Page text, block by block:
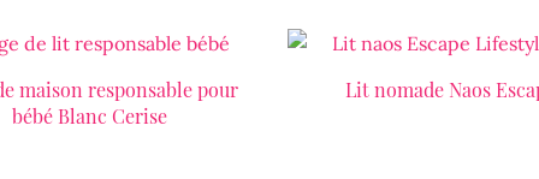
LIRE LA SUITE
maison responsable pour
bébé Blanc Cerise
LIRE LA SUITE
Lit nomade Naos